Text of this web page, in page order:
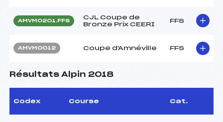
AMVM0201.FFS
CJL Coupe de
Bronze Prix CEERI
FFS
AMVM0012 Coupe d'Amnéville FFS
Résultats Alpin 2018
Codex Course Cat.